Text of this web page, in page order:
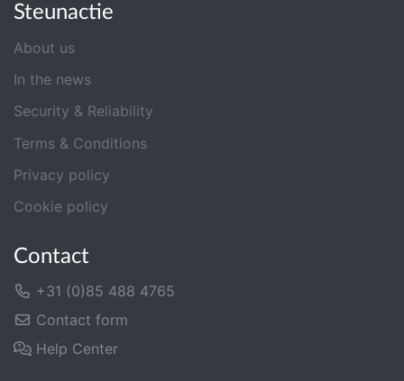
Steunactie
About us
In the news
Security & Reliability
Terms & Conditions
Privacy policy
Cookie policy
Contact
+31 (0)85 488 4765
Contact form
Help Center